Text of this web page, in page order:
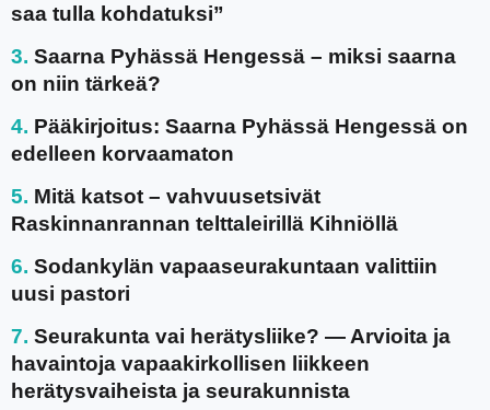
saa tulla kohdatuksi”
Saarna Pyhässä Hengessä – miksi saarna
on niin tärkeä?
Pääkirjoitus: Saarna Pyhässä Hengessä on
edelleen korvaamaton
Mitä katsot – vahvuusetsivät
Raskinnanrannan telttaleirillä Kihniöllä
Sodankylän vapaaseurakuntaan valittiin
uusi pastori
Seurakunta vai herätysliike? — Arvioita ja
havaintoja vapaakirkollisen liikkeen
herätysvaiheista ja seurakunnista